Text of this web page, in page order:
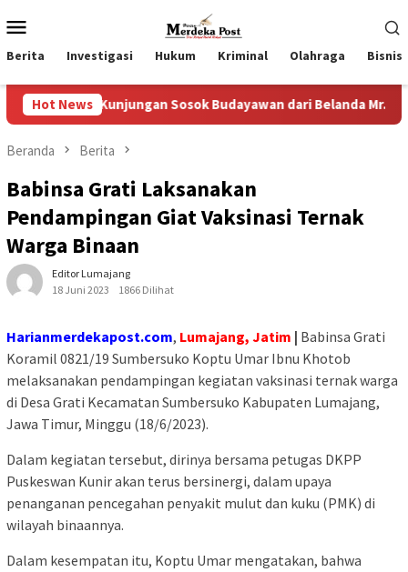
ke
kontenMobile
Berita Investigasi Hukum Kriminal Olahraga Bisnis
Hot NewsSosok Budayawan dari Belanda Mr. Crues Collen
Beranda Berita
Babinsa Grati Laksanakan
Pendampingan Giat Vaksinasi Ternak
Warga Binaan
Editor Lumajang
18 Juni 2023
1866 Dilihat
Harianmerdekapost.com, Lumajang, Jatim | Babinsa Grati
Koramil 0821/19 Sumbersuko Koptu Umar Ibnu Khotob
melaksanakan pendampingan kegiatan vaksinasi ternak warga
di Desa Grati Kecamatan Sumbersuko Kabupaten Lumajang,
Jawa Timur, Minggu (18/6/2023).
Dalam kegiatan tersebut, dirinya bersama petugas DKPP
Puskeswan Kunir akan terus bersinergi, dalam upaya
penanganan pencegahan penyakit mulut dan kuku (PMK) di
wilayah binaannya.
Dalam kesempatan itu, Koptu Umar mengatakan, bahwa